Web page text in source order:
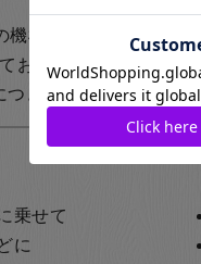
械による彫刻名入れ）
おります。
き1,200円+税（レー
乗せて
に